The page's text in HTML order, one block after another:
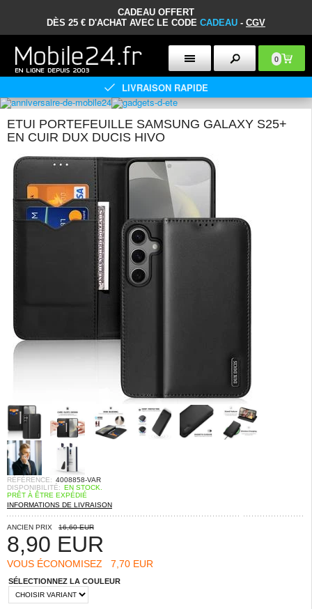
CADEAU OFFERT
DÈS 25 € D'ACHAT AVEC LE CODE CADEAU - CGV
0
LIVRAISON RAPIDE
ETUI PORTEFEUILLE SAMSUNG GALAXY S25+
EN CUIR DUX DUCIS HIVO
RÉFÉRENCE: 4008858-VAR
DISPONIBILITÉ: EN STOCK.
PRÊT À ÊTRE EXPÉDIÉ
INFORMATIONS DE LIVRAISON
ANCIEN PRIX 16,60 EUR
8,90 EUR
VOUS ÉCONOMISEZ 7,70 EUR
SÉLECTIONNEZ LA COULEUR